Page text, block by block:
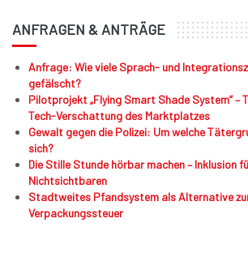
ANFRAGEN & ANTRÄGE
Anfrage: Wie viele Sprach- und
gefälscht?
Pilotprojekt „Flying Smart Shade System“ –
Tech-Verschattung des Marktplatzes
Gewalt gegen die Polizei: Um welche
sich?
Die Stille Stunde hörbar machen – Inklusion
Nichtsichtbaren
Stadtweites Pfandsystem als Alternative
Verpackungssteuer